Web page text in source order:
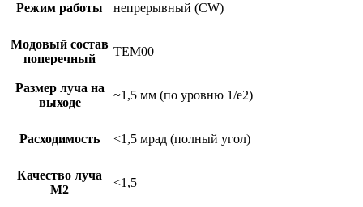
Режим работы непрерывный (CW)
Модовый состав
поперечный
TEM00
Размер луча на
выходе
~1,5 мм (по уровню 1/e2)
Расходимость <1,5 мрад (полный угол)
Качество луча
М2
<1,5